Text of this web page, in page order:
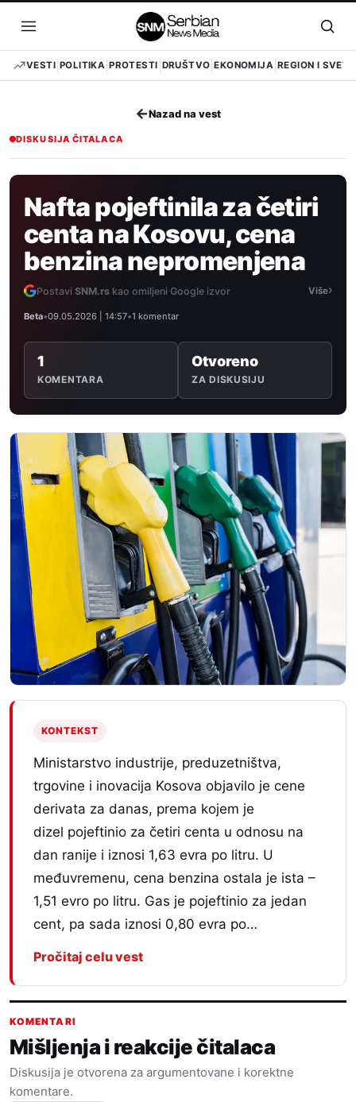
sadržaj
Otvori
meni
VESTI POLITIKA PROTESTI DRUŠTVO EKONOMIJA REGION I SVET
←Nazad na vest
DISKUSIJA ČITALACA
Nafta pojeftinila za četiri
centa na Kosovu, cena
benzina nepromenjena
Postavi SNM.rs kao omiljeni Google izvor Više›
Beta•09.05.2026 | 14:57•1 komentar
1
KOMENTARA
Otvoreno
ZA DISKUSIJU
KONTEKST
Ministarstvo industrije, preduzetništva,
trgovine i inovacija Kosova objavilo je cene
derivata za danas, prema kojem je
dizel pojeftinio za četiri centa u odnosu na
dan ranije i iznosi 1,63 evra po litru. U
međuvremenu, cena benzina ostala je ista –
1,51 evro po litru. Gas je pojeftinio za jedan
cent, pa sada iznosi 0,80 evra po…
Pročitaj celu vest
KOMENTARI
Mišljenja i reakcije čitalaca
Diskusija je otvorena za argumentovane i korektne
komentare.